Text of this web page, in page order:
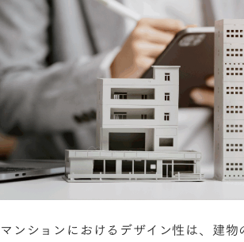
マンションにおけるデザイン性は、建物